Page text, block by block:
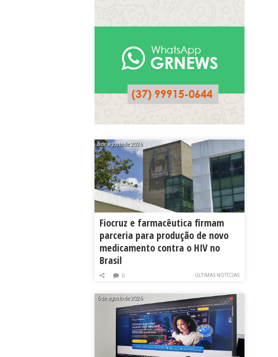
6 de agosto de 2026
Fiocruz e farmacêutica firmam
parceria para produção de novo
medicamento contra o HIV no
Brasil
ÚLTIMAS NOTÍCIAS
0
6 de agosto de 2026